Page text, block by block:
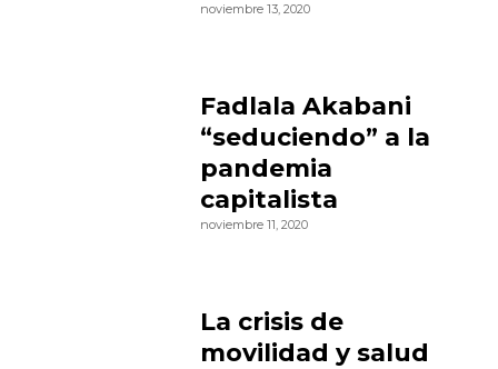
noviembre 13, 2020
Fadlala Akabani
“seduciendo” a la
pandemia
capitalista
noviembre 11, 2020
La crisis de
movilidad y salud